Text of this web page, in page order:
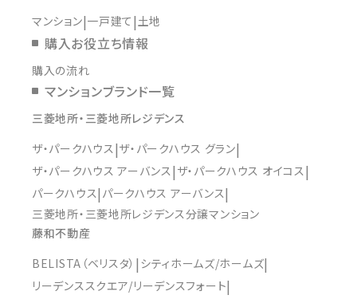
マンション 一戸建て 土地
購入お役立ち情報
購入の流れ
マンションブランド一覧
三菱地所・三菱地所レジデンス
ザ・パークハウス ザ・パークハウス グラン
ザ・パークハウス アーバンス ザ・パークハウス オイコス
パークハウス パークハウス アーバンス
三菱地所・三菱地所レジデンス分譲マンション
藤和不動産
BELISTA（ベリスタ） シティホームズ/ホームズ
リーデンススクエア/リーデンスフォート